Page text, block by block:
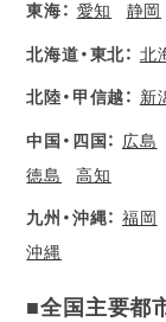
東海： 愛知 静岡
北海道・東北： 北
北陸・甲信越： 新
中国・四国： 広島
徳島
高知
九州・沖縄： 福岡
沖縄
■全国主要都